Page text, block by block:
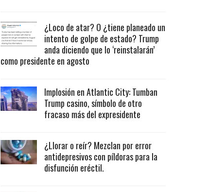
¿Loco de atar? O ¿tiene planeado un
intento de golpe de estado? Trump
anda diciendo que lo ‘reinstalarán’
como presidente en agosto
Implosión en Atlantic City: Tumban
Trump casino, símbolo de otro
fracaso más del expresidente
¿Llorar o reír? Mezclan por error
antidepresivos con píldoras para la
disfunción eréctil.